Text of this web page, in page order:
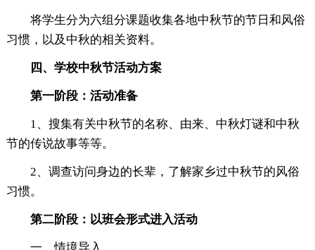
将学生分为六组分课题收集各地中秋节的节日和风俗
习惯，以及中秋的相关资料。
四、学校中秋节活动方案
第一阶段：活动准备
1、搜集有关中秋节的名称、由来、中秋灯谜和中秋
节的传说故事等等。
2、调查访问身边的长辈，了解家乡过中秋节的风俗
习惯。
第二阶段：以班会形式进入活动